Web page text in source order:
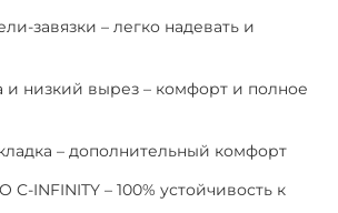
завязки – легко надевать и
низкий вырез – комфорт и полное
– дополнительный комфорт
C-INFINITY – 100% устойчивость к